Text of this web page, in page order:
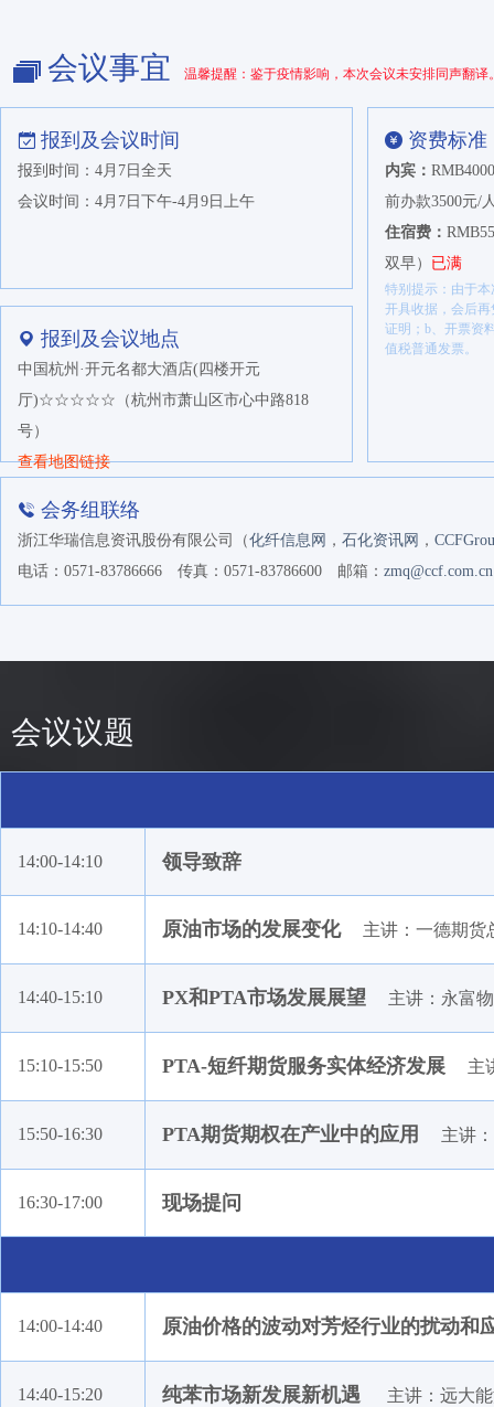
会议事宜 温馨提醒：鉴于疫情影响，本次会议未安排同声翻译
报到及会议时间
报到时间：4月7日全天
会议时间：4月7日下午-4月9日上午
报到及会议地点
中国杭州·开元名都大酒店(四楼开元
厅)☆☆☆☆☆（杭州市萧山区市心中路818
号）
查看地图链接
资费标准
内宾：
前办款3500元/
住宿费：
双早） 已满
特别提示：由于
开具收据，会后
证明；b、开票资
值税普通发票。
会务组联络
浙江华瑞信息资讯股份有限公司（化纤信息网 ， 石化资讯网 ，
电话：0571-83786666
传真：0571-83786600 邮箱： zmq@ccf.com.cn
会议议题
14:00-14:10 领导致辞
14:10-14:40 原油市场的发展变化 主讲：一德期
14:40-15:10 PX和PTA市场发展展望 主讲：永富
15:10-15:50 PTA-短纤期货服务实体经济发展 主
15:50-16:30 PTA期货期权在产业中的应用 主讲
16:30-17:00 现场提问
14:00-14:40 原油价格的波动对芳烃行业的扰动和
14:40-15:20 纯苯市场新发展新机遇 主讲：远大
浙江物产经编供应链有限公司
宁波大发化纤有限公司
福能期货股份有限公司
三井物产（上海）贸易有限公司
南亚加工丝（昆山）有限公司
海通期货股份有限公司
扬子石化-巴斯夫有限责任公司
陕西克莱特精密机械有限公司
湖北三宁化工股份有限公司
航天长城贸易有限公司
上海中期期货股份有限公司
康泰斯（上海）化学工程有限公司
中国石化化工销售有限公司华北分公司
上海瞿谊实业有限公司
西北中石油国际事业有限公司
蒙泰矿(北京)实业有限公司
新疆天业（集团）有限公司
张家港保税区派易特贸易有限公司
成都兴盛和化工有限公司
上海朝辉压力仪器有限公司
宁波杉杉物产有限公司 上
宁波茂煊国际贸易有限公司
上海杉杉贸易有限公司
马森能源（南京）有限公司
联力环保新能源有限公司